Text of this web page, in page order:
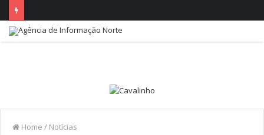
Home / Notícias